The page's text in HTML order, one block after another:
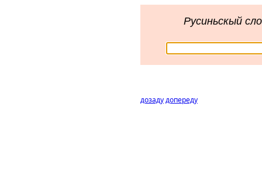
Русиньскый
дозадудопереду